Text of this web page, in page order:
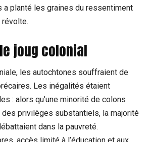
planté les graines du ressentiment
révolte.
joug colonial
les autochtones souffraient de
Les inégalités étaient
: alors qu’une minorité de colons
des privilèges substantiels, la majorité
dans la pauvreté.